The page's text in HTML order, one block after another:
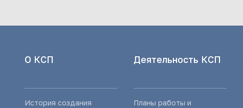
О КСП
История создания
Деятельность КСП
Планы работы и